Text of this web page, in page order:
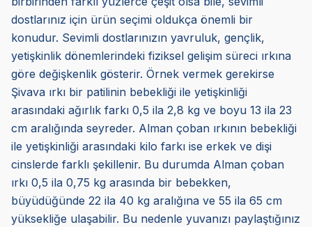
dostlarınız için ürün seçimi oldukça önemli bir
konudur. Sevimli dostlarınızın yavruluk, gençlik,
yetişkinlik dönemlerindeki fiziksel gelişim süreci ırkına
göre değişkenlik gösterir. Örnek vermek gerekirse
Şivava ırkı bir patilinin bebekliği ile yetişkinliği
arasındaki ağırlık farkı 0,5 ila 2,8 kg ve boyu 13 ila 23
cm aralığında seyreder. Alman çoban ırkının bebekliği
ile yetişkinliği arasındaki kilo farkı ise erkek ve dişi
cinslerde farklı şekillenir. Bu durumda Alman çoban
ırkı 0,5 ila 0,75 kg arasında bir bebekken,
büyüdüğünde 22 ila 40 kg aralığına ve 55 ila 65 cm
yüksekliğe ulaşabilir. Bu nedenle yuvanızı paylaştığınız